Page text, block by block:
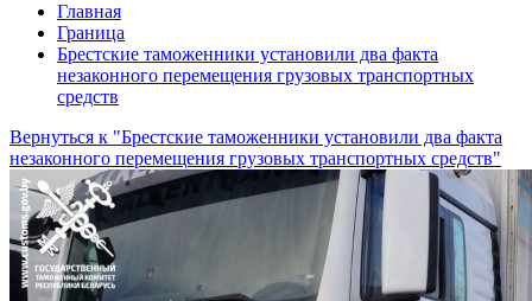
Главная
Граница
Брестские таможенники установили два факта
незаконного перемещения грузовых транспортных
средств
Вернуться к "Брестские таможенники установили два факта
незаконного перемещения грузовых транспортных средств"